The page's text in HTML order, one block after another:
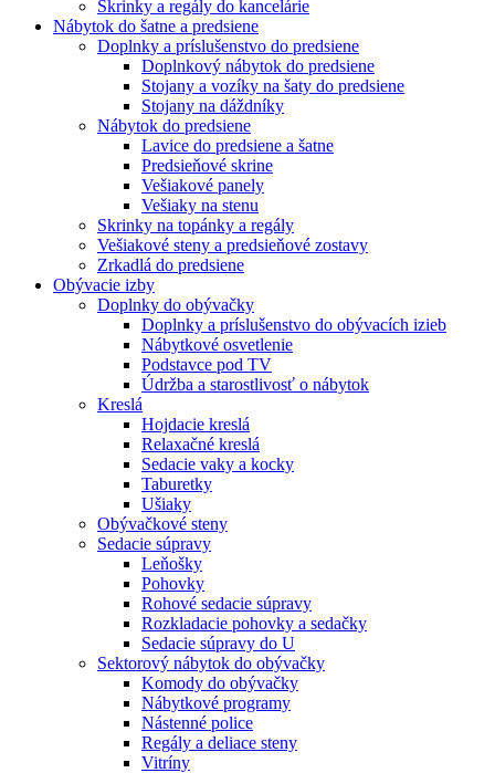
Skrinky a regály do kancelárie
Nábytok do šatne a predsiene
Doplnky a príslušenstvo do predsiene
Doplnkový nábytok do predsiene
Stojany a vozíky na šaty do predsiene
Stojany na dáždníky
Nábytok do predsiene
Lavice do predsiene a šatne
Predsieňové skrine
Vešiakové panely
Vešiaky na stenu
Skrinky na topánky a regály
Vešiakové steny a predsieňové zostavy
Zrkadlá do predsiene
Obývacie izby
Doplnky do obývačky
Doplnky a príslušenstvo do obývacích izieb
Nábytkové osvetlenie
Podstavce pod TV
Údržba a starostlivosť o nábytok
Kreslá
Hojdacie kreslá
Relaxačné kreslá
Sedacie vaky a kocky
Taburetky
Ušiaky
Obývačkové steny
Sedacie súpravy
Leňošky
Pohovky
Rohové sedacie súpravy
Rozkladacie pohovky a sedačky
Sedacie súpravy do U
Sektorový nábytok do obývačky
Komody do obývačky
Nábytkové programy
Nástenné police
Regály a deliace steny
Vitríny